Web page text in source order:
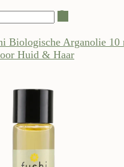
Biologische Arganolie 10
Huid & Haar